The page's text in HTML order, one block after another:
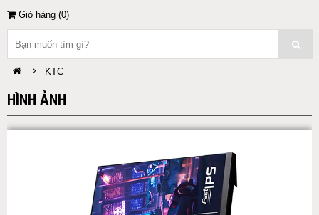
Giỏ hàng (0)
KTC
HÌNH ẢNH